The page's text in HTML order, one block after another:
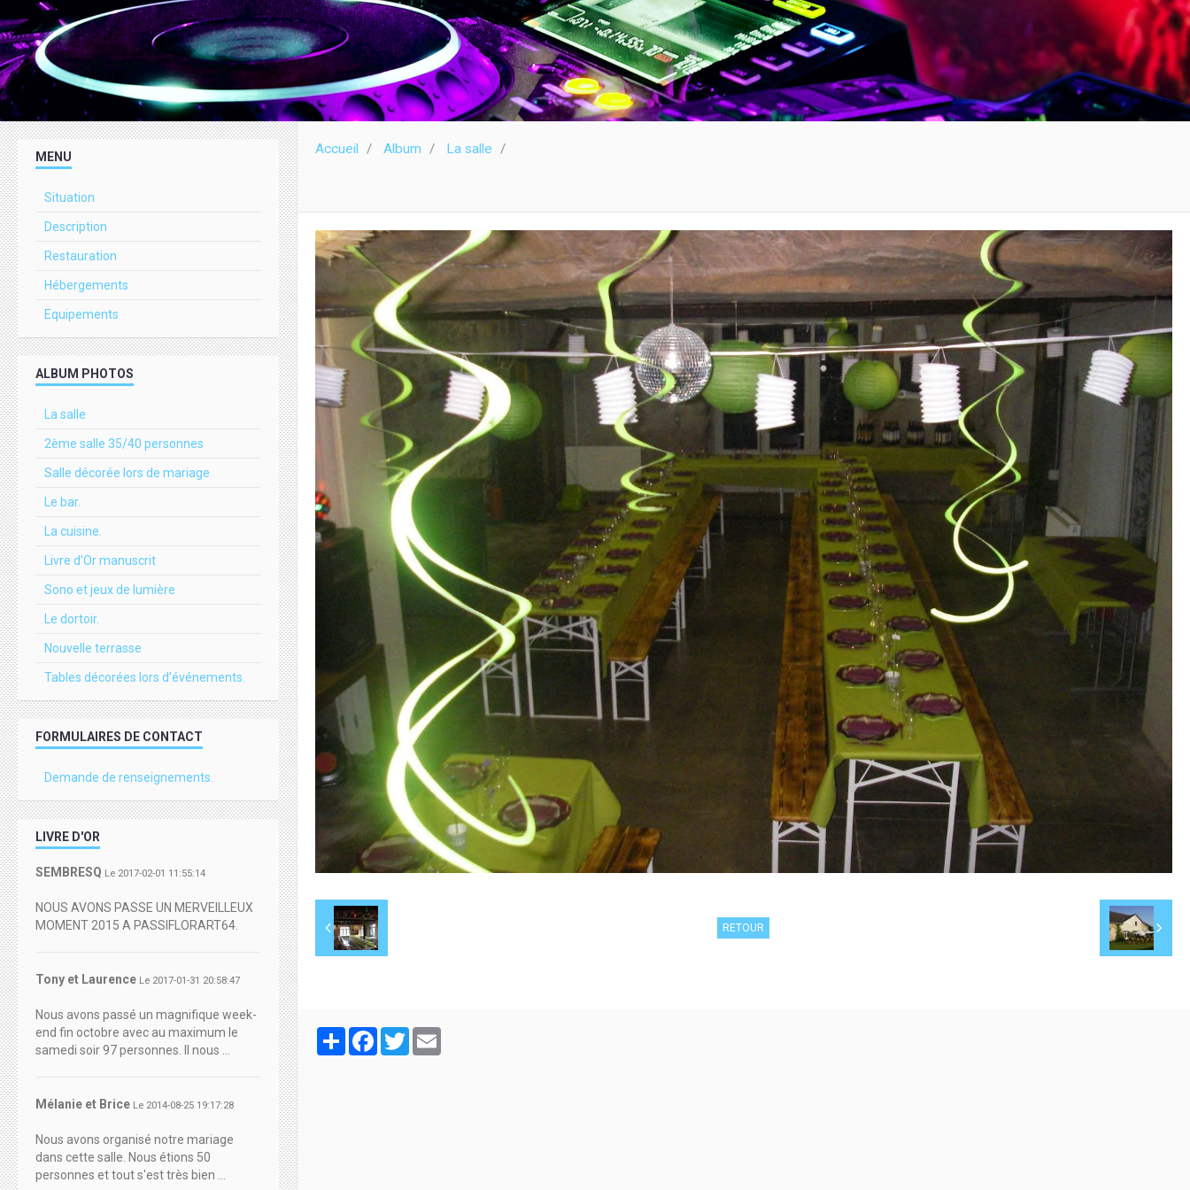
Accueil Album La salle
RETOUR
PartagerFacebook
Twitter
MENU
Situation
Description
Restauration
Hébergements
Equipements
ALBUM PHOTOS
La salle
2ème salle 35/40 personnes
Salle décorée lors de mariage
Le bar.
La cuisine.
Livre d'Or manuscrit
Sono et jeux de lumière
Le dortoir.
Nouvelle terrasse
Tables décorées lors d’événements.
FORMULAIRES DE CONTACT
Demande de renseignements.
LIVRE D'OR
SEMBRESQ Le 2017-02-01 11:55:14
NOUS AVONS PASSE UN MERVEILLEUX
MOMENT 2015 A PASSIFLORART64.
Tony et Laurence Le 2017-01-31 20:58:47
Nous avons passé un magnifique week-
end fin octobre avec au maximum le
samedi soir 97 personnes. Il nous ...
Mélanie et Brice Le 2014-08-25 19:17:28
Nous avons organisé notre mariage
dans cette salle. Nous étions 50
personnes et tout s'est très bien ...